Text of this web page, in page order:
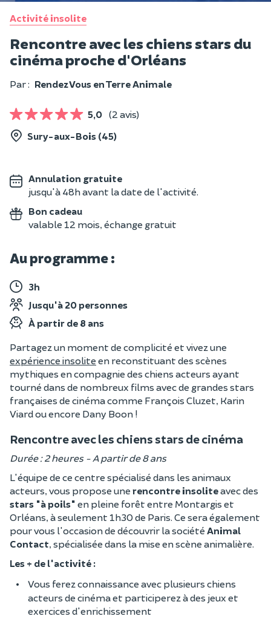
Activité insolite
Rencontre avec les chiens stars du
cinéma proche d'Orléans
Par : Rendez Vous en Terre Animale
5,0 (2 avis)
Sury-aux-Bois (45)
Annulation gratuite
jusqu'à 48h avant la date de l'activité.
Bon cadeau
valable 12 mois, échange gratuit
Au programme :
3h
Jusqu'à 20 personnes
À partir de 8 ans
Partagez un moment de complicité et vivez une
expérience insolite en reconstituant des scènes
mythiques en compagnie des chiens acteurs ayant
tourné dans de nombreux films avec de grandes stars
françaises de cinéma comme François Cluzet, Karin
Viard ou encore Dany Boon !
Rencontre avec les chiens stars de cinéma
Durée : 2 heures - A partir de 8 ans
L'équipe de ce centre spécialisé dans les animaux
acteurs, vous propose une rencontre insoliteavec des
stars "à poils" en pleine forêt entre Montargis et
Orléans, à seulement 1h30 de Paris. Ce sera également
pour vous l'occasion de découvrir la société Animal
Contact, spécialisée dans la mise en scène animalière.
Les + de l'activité :
Vous ferez connaissance avec plusieurs chiens
acteurs de cinéma et participerez à des jeux et
exercices d'enrichissement